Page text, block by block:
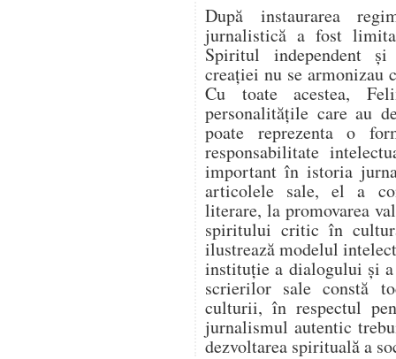
După instaurarea
jurnalistică a fost
Spiritul independent
creației nu se armonizau
Cu toate acestea,
personalitățile care au
poate reprezenta o
responsabilitate
important în istoria
articolele sale, el a
literare, la promovarea
spiritului critic în
ilustrează modelul
instituție a dialogului și
scrierilor sale constă
culturii, în respectul
jurnalismul autentic
dezvoltarea spirituală a